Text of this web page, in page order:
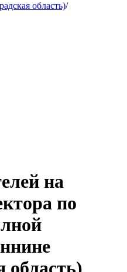
область)/
на
по